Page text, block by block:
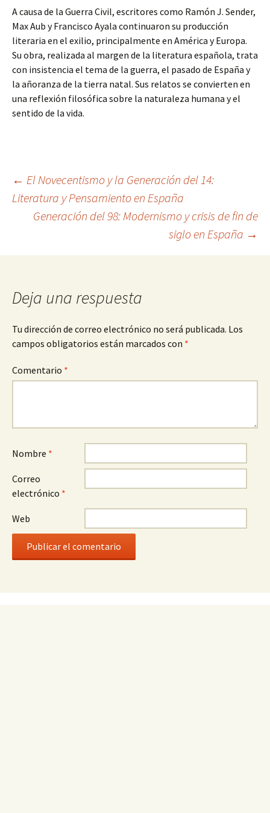
A causa de la Guerra Civil, escritores como Ramón J. Sender,
Max Aub y Francisco Ayala continuaron su producción
literaria en el exilio, principalmente en América y Europa.
Su obra, realizada al margen de la literatura española, trata
con insistencia el tema de la guerra, el pasado de España y
la añoranza de la tierra natal. Sus relatos se convierten en
una reflexión filosófica sobre la naturaleza humana y el
sentido de la vida.
Navegación
entradas
← El Novecentismo y la Generación del 14:
Literatura y Pensamiento en España
Generación del 98: Modernismo y crisis de fin de
siglo en España →
Deja una respuesta
Tu dirección de correo electrónico no será publicada. Los
campos obligatorios están marcados con *
Comentario *
Nombre *
Correo
electrónico *
Web